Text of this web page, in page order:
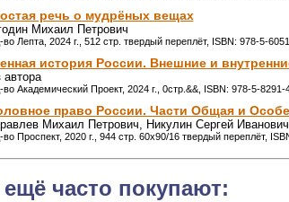
речь о мудрёных вещах
Михаил Петрович
во Лепта, 2024 г., 512 стр. твердый переплёт, ISBN: 978-5-
история России. Внешние и
автора
во Академический Проект, 2024 г., 0стр.&&, ISBN: 978-5-8291-
право России. Части Общая и
Михаил Петрович, Никулин Сергей
во Проспект, 2020 г., 944 стр. 60x90/16 твердый переплёт,
часто покупают: